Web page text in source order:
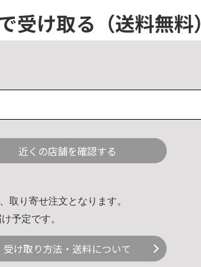
受け取る （送料無料）
近くの店舗を確認する
取り寄せ注文となります。
予定です。
受け取り方法・送料について